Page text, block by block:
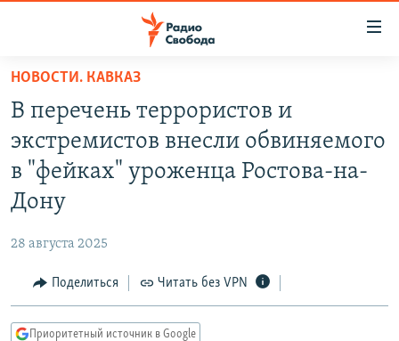
упрощенного
доступа
основному
содержанию
Вернутся
навигации
Вернутся
ПОДКАСТЫ
АВТОРСКИЕ ПРОЕКТЫ
ЦИТАТЫ СВОБОДЫ
КУЛЬТУРА
IDEL.РЕАЛИИ
КАВКАЗ.РЕАЛИИ
НОВОСТИ. КАВКАЗ
В перечень террористов и
экстремистов внесли обвиняемого
в "фейках" уроженца Ростова-на-
Дону
28 августа 2025
Поделиться Читать без VPN
Приоритетный источник в Google